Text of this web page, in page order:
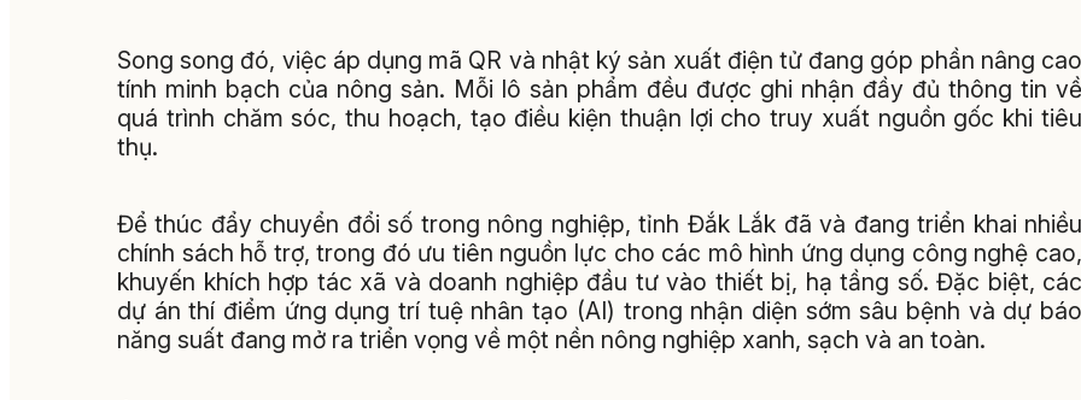
Song song đó, việc áp dụng mã QR và nhật ký sản xuất điện tử đang góp phần nâng cao
tính minh bạch của nông sản. Mỗi lô sản phẩm đều được ghi nhận đầy đủ thông tin về
quá trình chăm sóc, thu hoạch, tạo điều kiện thuận lợi cho truy xuất nguồn gốc khi tiêu
thụ.
Để thúc đẩy chuyển đổi số trong nông nghiệp, tỉnh Đắk Lắk đã và đang triển khai nhiều
chính sách hỗ trợ, trong đó ưu tiên nguồn lực cho các mô hình ứng dụng công nghệ cao,
khuyến khích hợp tác xã và doanh nghiệp đầu tư vào thiết bị, hạ tầng số. Đặc biệt, các
dự án thí điểm ứng dụng trí tuệ nhân tạo (AI) trong nhận diện sớm sâu bệnh và dự báo
năng suất đang mở ra triển vọng về một nền nông nghiệp xanh, sạch và an toàn.